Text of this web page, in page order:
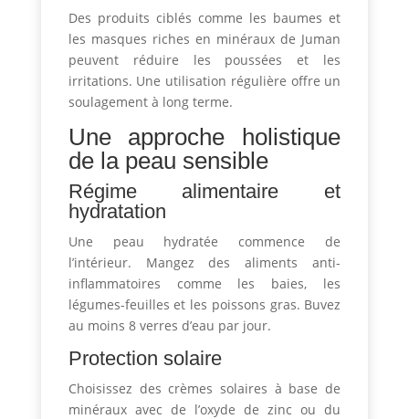
Des produits ciblés comme les baumes et
les masques riches en minéraux de Juman
peuvent réduire les poussées et les
irritations. Une utilisation régulière offre un
soulagement à long terme.
Une approche holistique
de la peau sensible
Régime alimentaire et
hydratation
Une peau hydratée commence de
l’intérieur. Mangez des aliments anti-
inflammatoires comme les baies, les
légumes-feuilles et les poissons gras. Buvez
au moins 8 verres d’eau par jour.
Protection solaire
Choisissez des crèmes solaires à base de
minéraux avec de l’oxyde de zinc ou du